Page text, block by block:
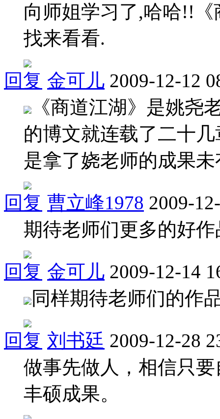
向师姐学习了,哈哈!!
找来看看.
回复 金可儿 2009-12-12
《商道江湖》是姚尧
的博文就连载了二十
是拿了娆老师的成果
回复 曹立峰1978 2009-
期待老师们更多的好作
回复 金可儿 2009-12-14
同样期待老师们的作
回复 刘书廷 2009-12-28
做事先做人，相信只
丰硕成果。